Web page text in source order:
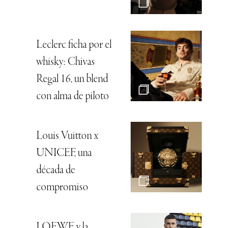
Leclerc ficha por el
whisky: Chivas
Regal 16, un blend
con alma de piloto
Louis Vuitton x
UNICEF, una
década de
compromiso